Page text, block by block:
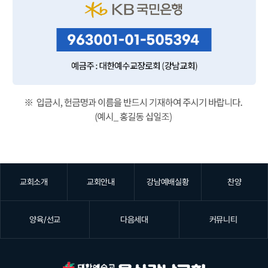
교회소개 교회안내 강남예배실황 찬양
양육/선교 다음세대 커뮤니티